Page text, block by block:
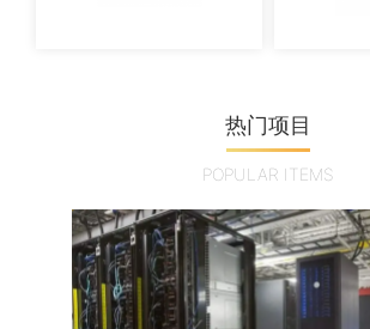
热门项目
POPULAR ITEMS